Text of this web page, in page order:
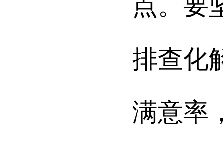
点。要
排查化
满意率